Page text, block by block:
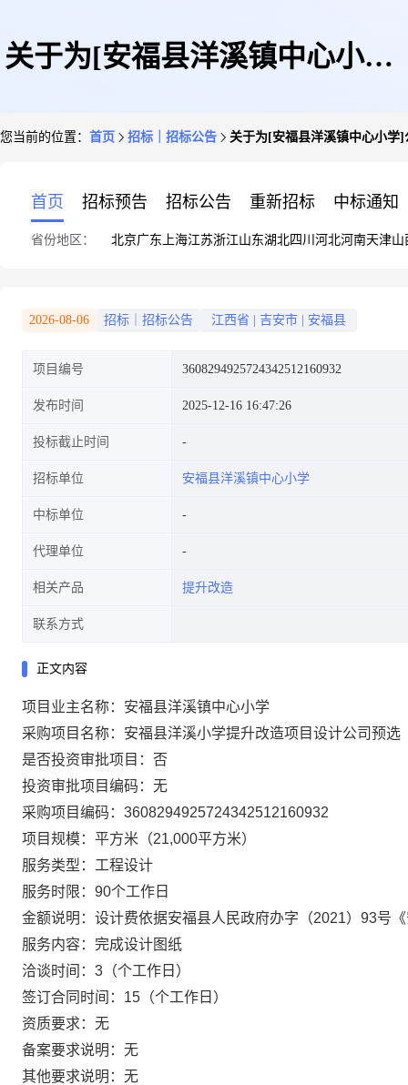
关于为[安福县洋溪镇中心小学]
您当前的位置： 首页 招标｜招标公告 关于为[安福县洋溪镇中心小学
首页 招标预告 招标公告 重新招标 中标通知
省份地区： 北京广东 上海江苏浙江山东湖北四川 河北河南天津山
2026-08-06 招标｜招标公告 江西省 吉安市 安福县
项目编号 3608294925724342512160932
发布时间 2025-12-16 16:47:26
投标截止时间
招标单位 安福县洋溪镇中心小学
中标单位
代理单位
相关产品 提升改造
联系方式
正文内容
项目业主名称：安福县洋溪镇中心小学
采购项目名称：安福县洋溪小学提升改造项目设计公司预选
是否投资审批项目：否
投资审批项目编码：无
采购项目编码：3608294925724342512160932
项目规模：平方米（21,000平方米）
服务类型：工程设计
服务时限：90个工作日
金额说明：设计费依据安福县人民政府办字（2021）93号
服务内容：完成设计图纸
洽谈时间：3（个工作日）
签订合同时间：15（个工作日）
资质要求：无
备案要求说明：无
其他要求说明：无